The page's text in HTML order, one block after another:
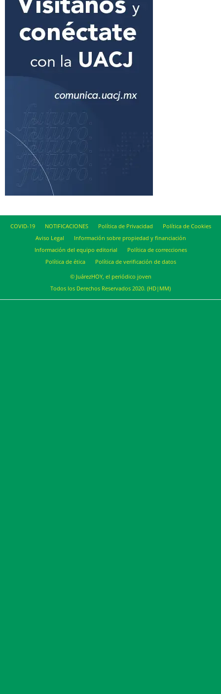
COVID-19 NOTIFICACIONES Política de Privacidad
Política de Cookies
Aviso Legal
Información sobre propiedad y financiación
Información del equipo editorial
Política de correcciones
Política de ética
Política de verificación de datos
© JuárezHOY, el periódico joven
Todos los Derechos Reservados 2020. (HD|MM)